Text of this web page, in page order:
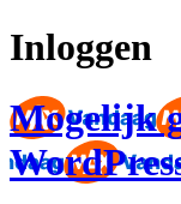
Inloggen
Mogelijk